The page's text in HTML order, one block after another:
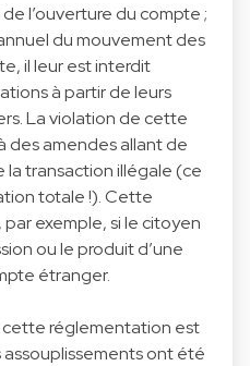
l’ouverture du compte ;
du mouvement des
il leur est interdit
à partir de leurs
La violation de cette
des amendes allant de
la transaction illégale (ce
totale !). Cette
exemple, si le citoyen
ou le produit d’une
étranger.
cette réglementation est
ont été